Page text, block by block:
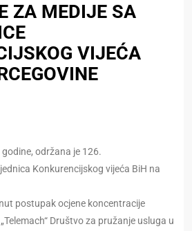
ZA MEDIJE SA
VIJEĆA
održana je 126.
Konkurencijskog vijeća BiH na
postupak ocjene koncentracije
Društvo za pružanje usluga u